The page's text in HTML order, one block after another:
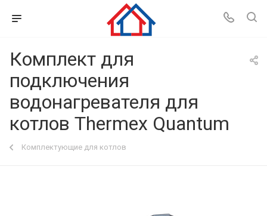
Комплект для
подключения
водонагревателя для
котлов Thermex Quantum
Комплектующие для котлов